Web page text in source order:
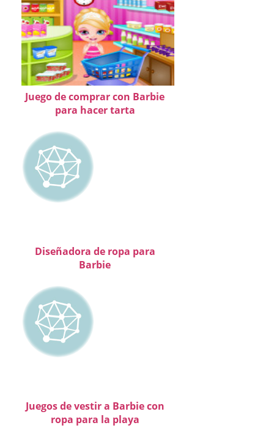
Juego de comprar con Barbie
para hacer tarta
Diseñadora de ropa para
Barbie
Juegos de vestir a Barbie con
ropa para la playa